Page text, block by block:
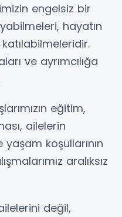
engelsiz bir
hayatın
ve ayrımcılığa
eğitim,
ailelerin
koşullarının
aralıksız
değil,